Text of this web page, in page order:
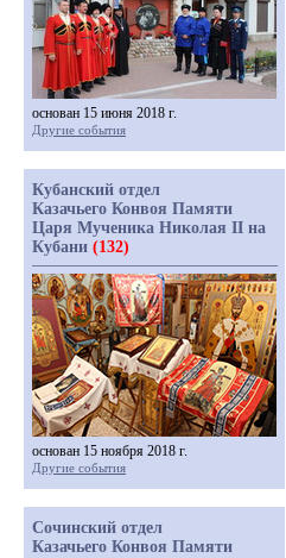
основан 15 июня 2018 г.
Другие события
Кубанский отдел
Казачьего Конвоя Памяти
Царя Мученика Николая II на
Кубани (132)
основан 15 ноября 2018 г.
Другие события
Сочинский отдел
Казачьего Конвоя Памяти